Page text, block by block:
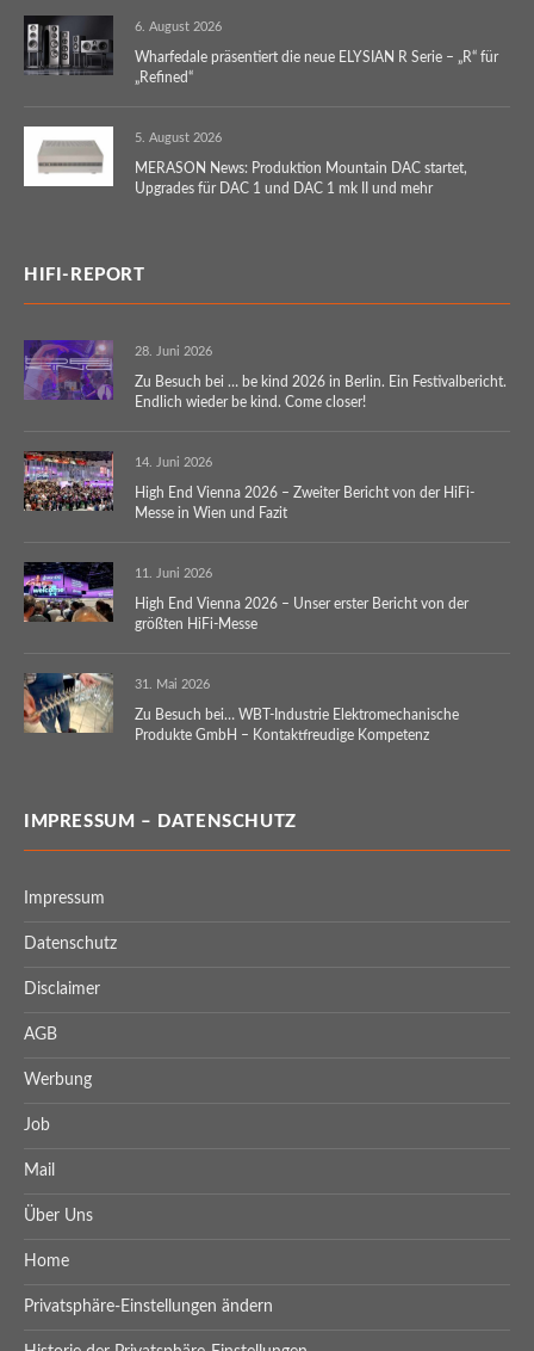
6. August 2026
Wharfedale präsentiert die neue ELYSIAN R Serie – „R“ für
„Refined“
5. August 2026
MERASON News: Produktion Mountain DAC startet,
Upgrades für DAC 1 und DAC 1 mk II und mehr
HIFI-REPORT
28. Juni 2026
Zu Besuch bei … be kind 2026 in Berlin. Ein Festivalbericht.
Endlich wieder be kind. Come closer!
14. Juni 2026
High End Vienna 2026 – Zweiter Bericht von der HiFi-
Messe in Wien und Fazit
11. Juni 2026
High End Vienna 2026 – Unser erster Bericht von der
größten HiFi-Messe
31. Mai 2026
Zu Besuch bei… WBT-Industrie Elektromechanische
Produkte GmbH – Kontaktfreudige Kompetenz
IMPRESSUM – DATENSCHUTZ
Impressum
Datenschutz
Disclaimer
AGB
Werbung
Job
Mail
Über Uns
Home
Privatsphäre-Einstellungen ändern